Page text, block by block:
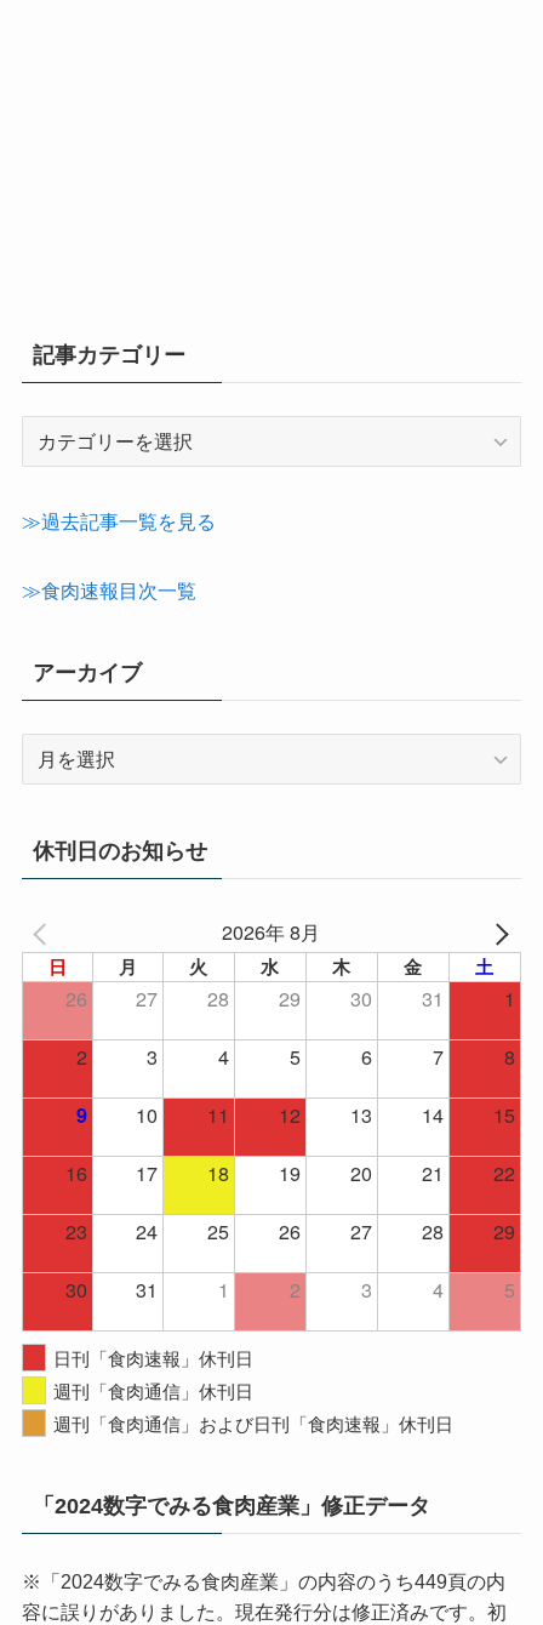
記事カテゴリー
テ
≫過去記事一覧を見る
≫食肉速報目次一覧
アーカイブ
イ
ブ
休刊日のお知らせ
2026年 8月
日 月 火 水 木 金 土
26 27 28 29 30 31
1
2
3 4 5 6 7 8
9 10 11 12 13 14
15
16
17 18 19 20 21
22
23
24 25 26 27 28
29
30
31 1 2 3 4 5
日刊「食肉速報」休刊日
週刊「食肉通信」休刊日
週刊「食肉通信」および日刊「食肉速報」休刊日
「2024数字でみる食肉産業」修正データ
※「2024数字でみる食肉産業」の内容のうち449頁の内
容に誤りがありました。現在発行分は修正済みです。初